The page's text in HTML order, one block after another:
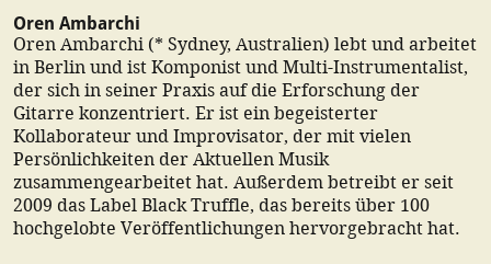
Oren Ambarchi
Oren Ambarchi (* Sydney, Australien) lebt und arbeitet
in Berlin und ist Komponist und Multi-Instrumentalist,
der sich in seiner Praxis auf die Erforschung der
Gitarre konzentriert. Er ist ein begeisterter
Kollaborateur und Improvisator, der mit vielen
Persönlichkeiten der Aktuellen Musik
zusammengearbeitet hat. Außerdem betreibt er seit
2009 das Label Black Truffle, das bereits über 100
hochgelobte Veröffentlichungen hervorgebracht hat.